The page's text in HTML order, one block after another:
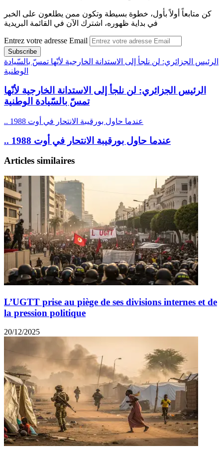
كن متابعاً أولاً بأول، خطوة بسيطة وتكون ممن يطلعون على الخبر
في بداية ظهوره، اشترك الآن في القائمة البريدية
Entrez votre adresse Email
الرئيس الجزائري: لن نلجأ إلى الاستدانة الخارجية لأنّها تمسّ بالسّيادة
الوطنية
الرئيس الجزائري: لن نلجأ إلى الاستدانة الخارجية لأنّها
تمسّ بالسّيادة الوطنية
.. عندما حاول بورقيبة الانتحار في أوت 1988
.. عندما حاول بورقيبة الانتحار في أوت 1988
Articles similaires
L’UGTT prise au piège de ses divisions internes et de
la pression politique
20/12/2025